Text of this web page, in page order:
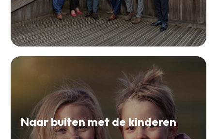
Naar buiten met de kinderen